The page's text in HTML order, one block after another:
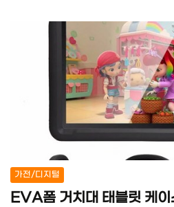
가전/디지털
EVA폼 거치대 태블릿 케